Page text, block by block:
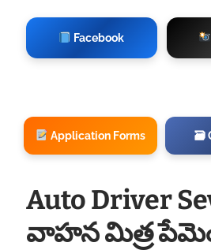
Facebook
Application Forms 🗃
Auto Driver
వాహన మిత్ర